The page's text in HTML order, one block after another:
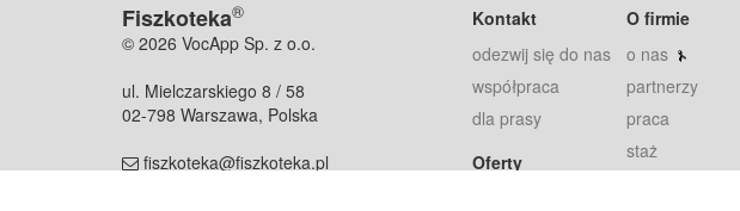
Fiszkoteka®
© 2026 VocApp Sp. z o.o.
ul. Mielczarskiego 8 / 58
02-798 Warszawa, Polska
fiszkoteka@fiszkoteka.pl
Kontakt
odezwij się do nas
współpraca
dla prasy
Oferty
O firmie
o nas
partnerzy
praca
staż